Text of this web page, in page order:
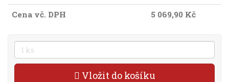
Cena vč. DPH
5 069,90 Kč
Vložit do košíku